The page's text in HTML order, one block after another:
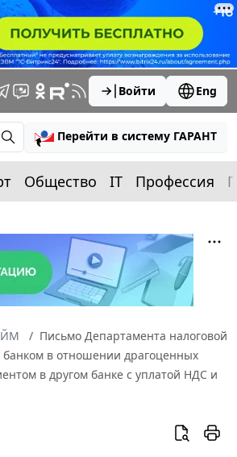
Войти Eng
Перейти в систему ГАРАНТ
Общество IT Профессия
Письмо Департамента налоговой
в отношении драгоценных
в другом банке с уплатой НДС и